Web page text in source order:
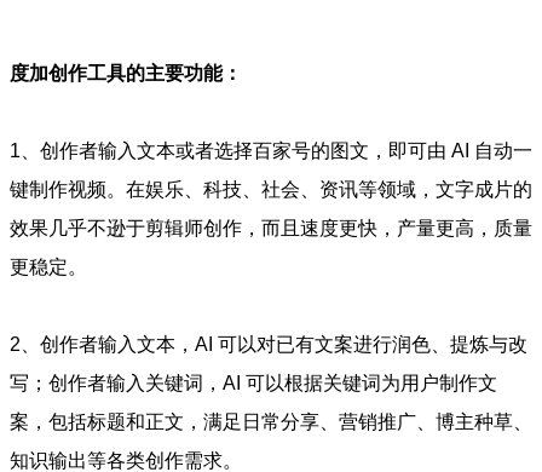
度加创作工具的主要功能：
1、创作者输入文本或者选择百家号的图文，即可由 AI 自动一
键制作视频。在娱乐、科技、社会、资讯等领域，文字成片的
效果几乎不逊于剪辑师创作，而且速度更快，产量更高，质量
更稳定。
2、创作者输入文本，AI 可以对已有文案进行润色、提炼与改
写；创作者输入关键词，AI 可以根据关键词为用户制作文
案，包括标题和正文，满足日常分享、营销推广、博主种草、
知识输出等各类创作需求。